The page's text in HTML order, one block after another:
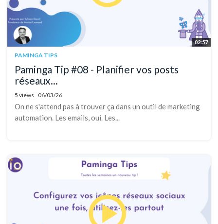
02:57
PAMINGA TIPS
Paminga Tip #08 - Planifier vos posts
réseaux...
5 views 06/03/26
On ne s'attend pas à trouver ça dans un outil de marketing
automation. Les emails, oui. Les...